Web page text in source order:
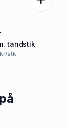
tandstik
stk